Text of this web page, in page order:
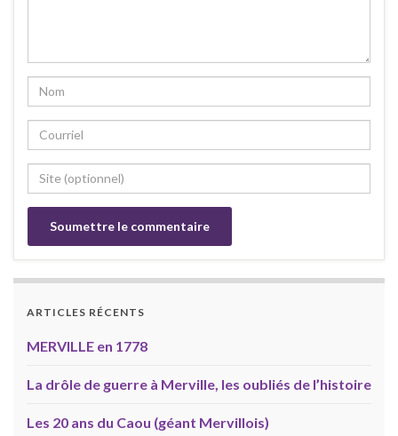
ARTICLES RÉCENTS
MERVILLE en 1778
La drôle de guerre à Merville, les oubliés de l’histoire
Les 20 ans du Caou (géant Mervillois)